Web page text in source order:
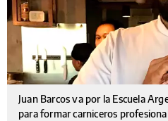
Juan Barcos va por la Escuela
para formar carniceros